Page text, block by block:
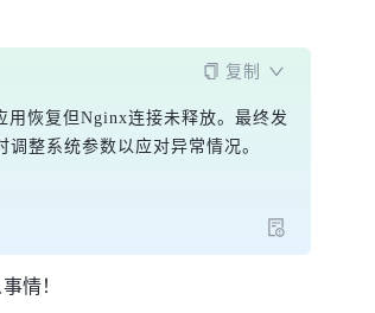
复制
恢复但Nginx连接未释放。最终发
整系统参数以应对异常情况。
情！